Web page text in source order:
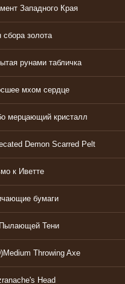
Западного Края
сбора золота
рунами табличка
мхом сердце
мерцающий кристалл
Demon Scarred Pelt
к Иветте
бумаги
Тени
Throwing Axe
Head